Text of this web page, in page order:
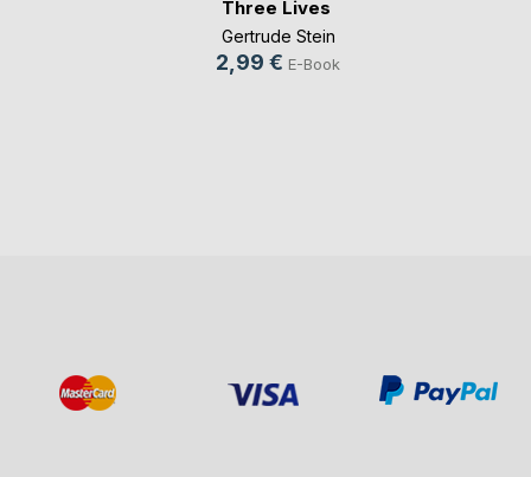
Three Lives
Gertrude Stein
2,99 € E-Book